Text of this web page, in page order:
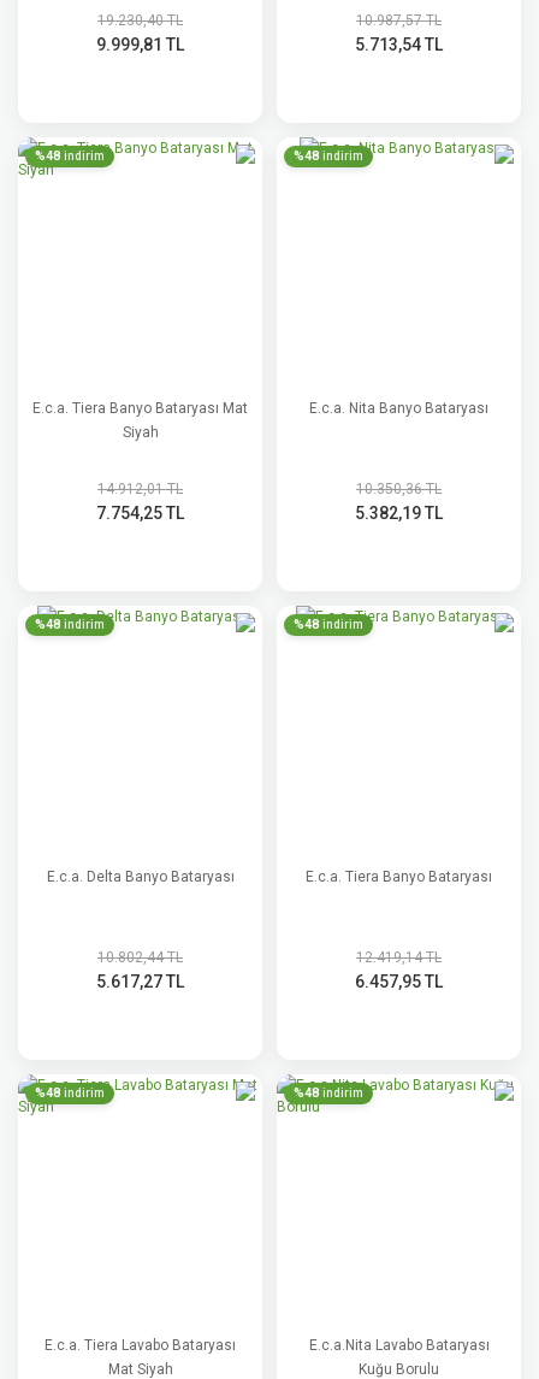
19.230,40 TL
9.999,81 TL
10.987,57 TL
5.713,54 TL
%48 indirim
E.c.a. Tiera Banyo Bataryası Mat
Siyah
14.912,01 TL
7.754,25 TL
%48 indirim
E.c.a. Nita Banyo Bataryası
10.350,36 TL
5.382,19 TL
%48 indirim
E.c.a. Delta Banyo Bataryası
10.802,44 TL
5.617,27 TL
%48 indirim
E.c.a. Tiera Banyo Bataryası
12.419,14 TL
6.457,95 TL
%48 indirim
E.c.a. Tiera Lavabo Bataryası
Mat Siyah
%48 indirim
E.c.a.Nita Lavabo Bataryası
Kuğu Borulu